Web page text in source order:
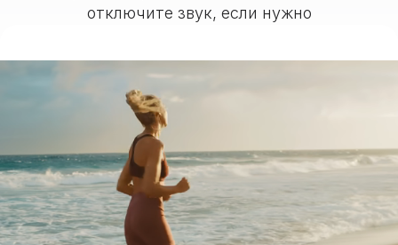
отключите звук, если нужно